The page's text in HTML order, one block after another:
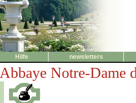
Hilfe
newsletters
Abbaye Notre-Dame